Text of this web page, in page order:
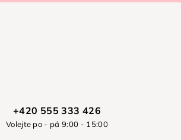
+420 555 333 426
Volejte po - pá 9:00 - 15:00